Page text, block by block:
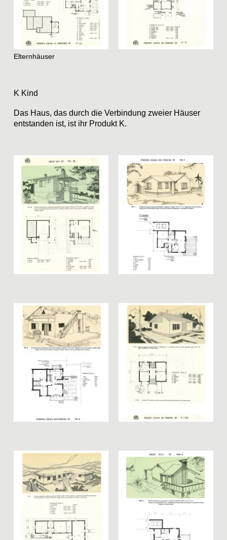
Elternhäuser
K Kind
Das Haus, das durch die Verbindung zweier Häuser
entstanden ist, ist ihr Produkt K.